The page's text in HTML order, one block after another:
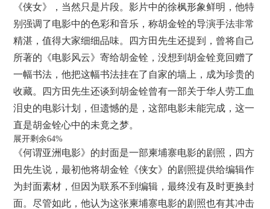
《侠女》，当然只是片段。影片中的徐枫形象鲜明，他特
别强调了电影中的色彩和音乐，称胡金铨的导演手法非常
精湛，值得大家细细品味。四方田先生还提到，曾将自己
所著的《电影风云》寄给胡金铨，没想到胡金铨竟回赠了
一幅书法，他把这幅书法挂在了自家的墙上，成为珍贵的
收藏。四方田先生还谈到胡金铨曾有一部关于华人劳工血
泪史的电影计划，但遗憾的是，这部电影未能完成，这一
直是胡金铨心中的未竟之梦。
展开剩余64%
《何谓亚洲电影》的封面是一部柬埔寨电影的剧照，四方
田先生说，最初他将胡金铨《侠女》的剧照提供给编辑作
为封面素材，但因为联系不到编辑，最终没有及时更换封
面。尽管如此，他认为这张柬埔寨电影的剧照也有其冲击